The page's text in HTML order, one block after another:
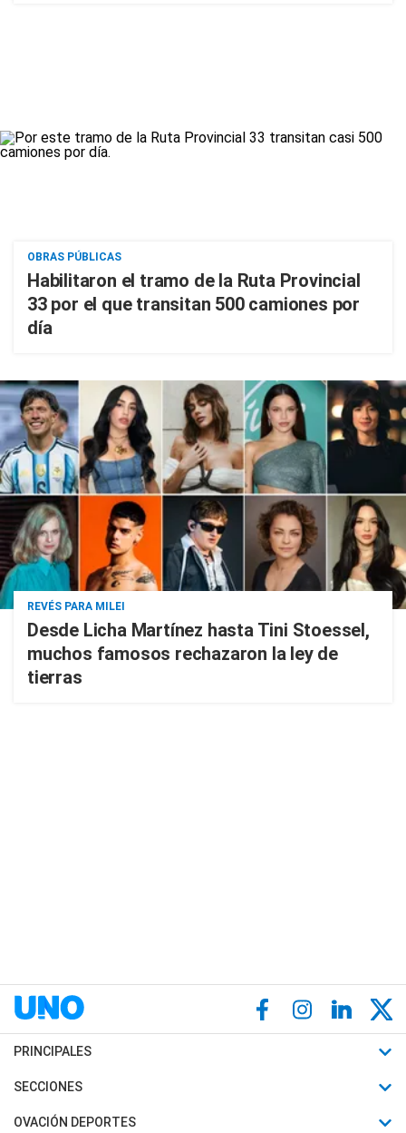
OBRAS PÚBLICAS
Habilitaron el tramo de la Ruta Provincial
33 por el que transitan 500 camiones por
día
REVÉS PARA MILEI
Desde Licha Martínez hasta Tini Stoessel,
muchos famosos rechazaron la ley de
tierras
PRINCIPALES
Últimas Noticias
Política
SECCIONES
Horóscopo
OVACIÓN DEPORTES